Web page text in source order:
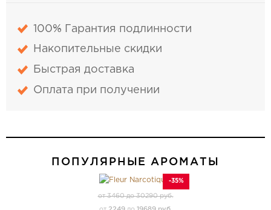
100% Гарантия подлинности
Накопительные скидки
Быстрая доставка
Оплата при получении
ПОПУЛЯРНЫЕ АРОМАТЫ
-35%
от 3460 до 30290 руб.